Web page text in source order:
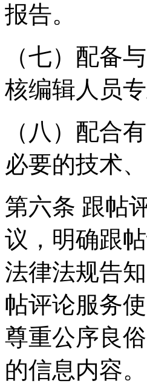
报告。
（七）配备
核编辑人员专
（八）配合
必要的技术
第六条 跟帖
议，明确跟
法律法规告
帖评论服务
尊重公序良
的信息内容。